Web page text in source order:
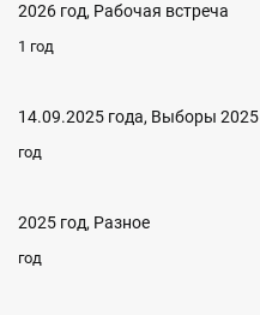
2026 год, Рабочая встреча
1 год
14.09.2025 года, Выборы 2025
год
2025 год, Разное
год